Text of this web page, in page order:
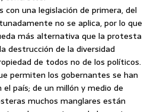
con una legislación de primera, del
no se aplica, por lo que
más alternativa que la protesta
destrucción de la diversidad
de todos no de los políticos.
permiten los gobernantes se han
país; de un millón y medio de
muchos manglares están